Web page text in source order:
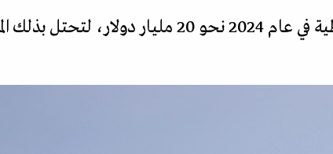
أما قطر، فقد بلغت قيمة صادراتها غير النفطية في عام 2024 نحو